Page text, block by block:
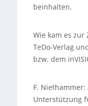
beinhalten.
Wie kam es
TeDo-Verlag
bzw. dem
F.
Unterstützung